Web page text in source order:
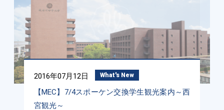
2016年07月12日 What's New
【MEC】7/4スポーケン交換学生観光案内～西
宮観光～